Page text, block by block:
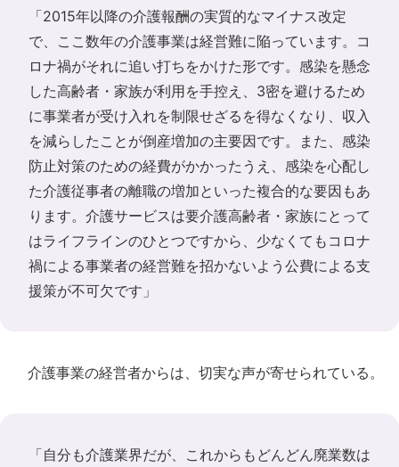
「2015年以降の介護報酬の実質的なマイナス改定
で、ここ数年の介護事業は経営難に陥っています。コ
ロナ禍がそれに追い打ちをかけた形です。感染を懸念
した高齢者・家族が利用を手控え、3密を避けるため
に事業者が受け入れを制限せざるを得なくなり、収入
を減らしたことが倒産増加の主要因です。また、感染
防止対策のための経費がかかったうえ、感染を心配し
た介護従事者の離職の増加といった複合的な要因もあ
ります。介護サービスは要介護高齢者・家族にとって
はライフラインのひとつですから、少なくてもコロナ
禍による事業者の経営難を招かないよう公費による支
援策が不可欠です」
介護事業の経営者からは、切実な声が寄せられている。
「自分も介護業界だが、これからもどんどん廃業数は